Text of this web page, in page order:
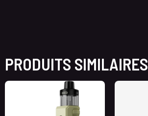
PRODUITS SIMILAIRES